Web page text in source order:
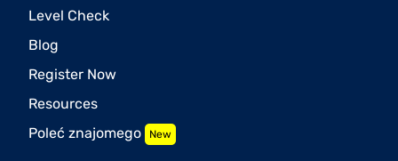
Level Check
Blog
Register Now
Resources
Poleć znajomego New